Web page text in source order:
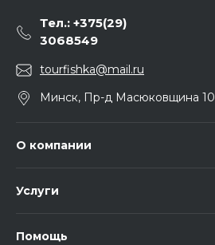
Тел.: +375(29)
3068549
tourfishka@mail.ru
Минск, Пр-д Масюковщина 10
О компании
Услуги
Помощь